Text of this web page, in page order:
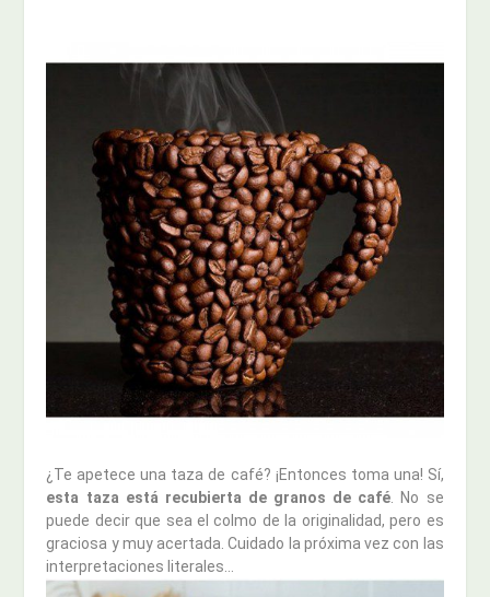
¿Te apetece una taza de café? ¡Entonces toma una! Sí,
esta taza está recubierta de granos de café . No se
puede decir que sea el colmo de la originalidad, pero es
graciosa y muy acertada. Cuidado la próxima vez con las
interpretaciones literales…